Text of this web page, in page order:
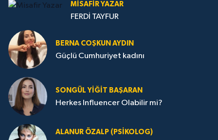
MISAFIR YAZAR
FERDİ TAYFUR
BERNA COŞKUN AYDIN
Güçlü Cumhuriyet kadını
SONGÜL YIĞIT BAŞARAN
Herkes Influencer Olabilir mi?
ALANUR ÖZALP (PSIKOLOG)